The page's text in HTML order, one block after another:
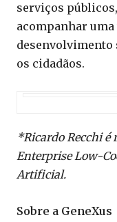
serviços
acompanhar
desenvolvimento
os cidadãos.
*Ricardo Recchi
Enterprise Low-
Artificial.
Sobre a GeneXus